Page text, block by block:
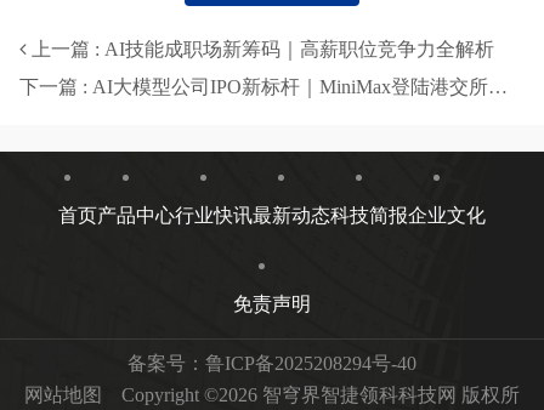
上一篇 : AI技能成职场新筹码｜高薪职位竞争力全解析
下一篇 : AI大模型公司IPO新标杆｜MiniMax登陆港交所创纪录
首页产品中心行业快讯最新动态科技简报企业文化
免责声明
备案号： 鲁ICP备2025208294号-40
网站地图
Copyright ©2026 智穹界智捷领科科技网 版权所